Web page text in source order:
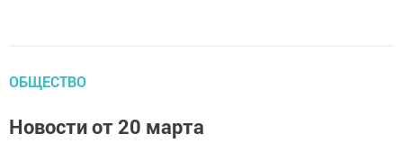
ОБЩЕСТВО
Новости от 20 марта